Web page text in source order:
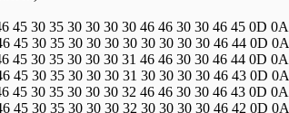
45 30 35 30 30 30 30 46 46 30 30 46 45 0D 0A
45 30 35 30 30 30 30 30 30 30 30 46 44 0D 0A
45 30 35 30 30 30 31 46 46 30 30 46 44 0D 0A
45 30 35 30 30 30 31 30 30 30 30 46 43 0D 0A
45 30 35 30 30 30 32 46 46 30 30 46 43 0D 0A
45 30 35 30 30 30 32 30 30 30 30 46 42 0D 0A